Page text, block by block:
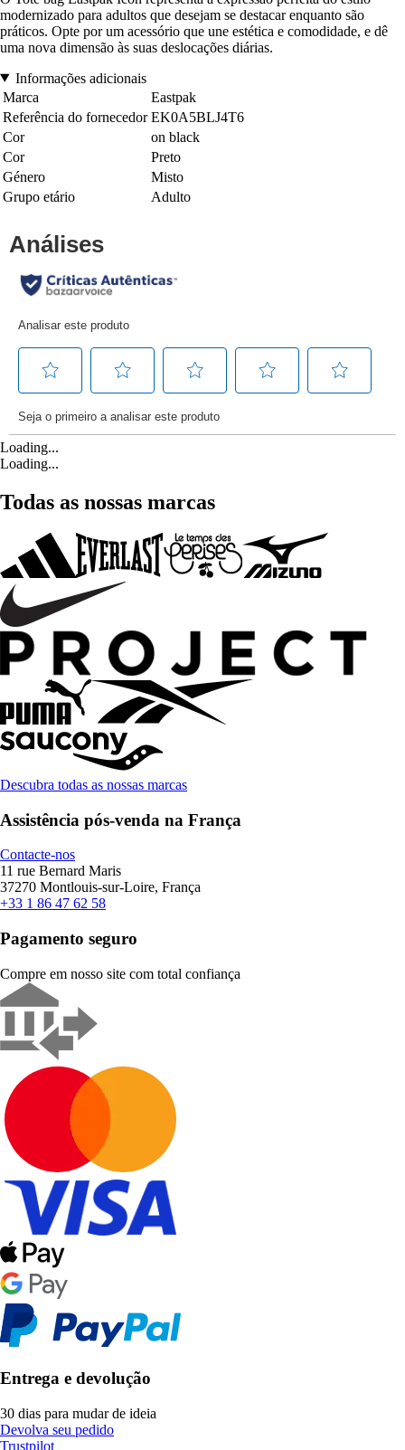
modernizado para adultos que desejam se destacar enquanto são
práticos. Opte por um acessório que une estética e comodidade, e dê
uma nova dimensão às suas deslocações diárias.
Informações adicionais
Marca
Eastpak
Referência do fornecedor EK0A5BLJ4T6
Cor
on black
Cor
Preto
Género
Misto
Grupo etário
Adulto
Loading...
Loading...
Todas as nossas marcas
Descubra todas as nossas marcas
Assistência pós-venda na França
Contacte-nos
11 rue Bernard Maris
37270 Montlouis-sur-Loire, França
+33 1 86 47 62 58
Pagamento seguro
Compre em nosso site com total confiança
Entrega e devolução
30 dias para mudar de ideia
Devolva seu pedido
Trustpilot